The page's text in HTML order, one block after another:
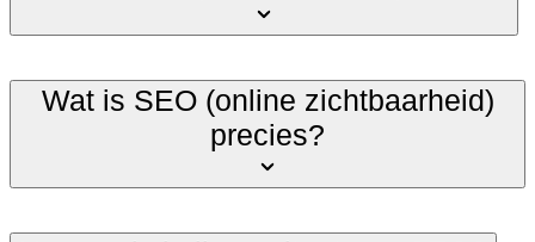
Wat is SEO (online zichtbaarheid)
precies?